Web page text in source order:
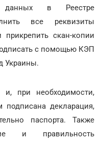
в Реестре
все реквизиты
скан-копии
с помощью КЭП
Украины.
и, при необходимости,
подписана декларация,
паспорта. Также
и правильность